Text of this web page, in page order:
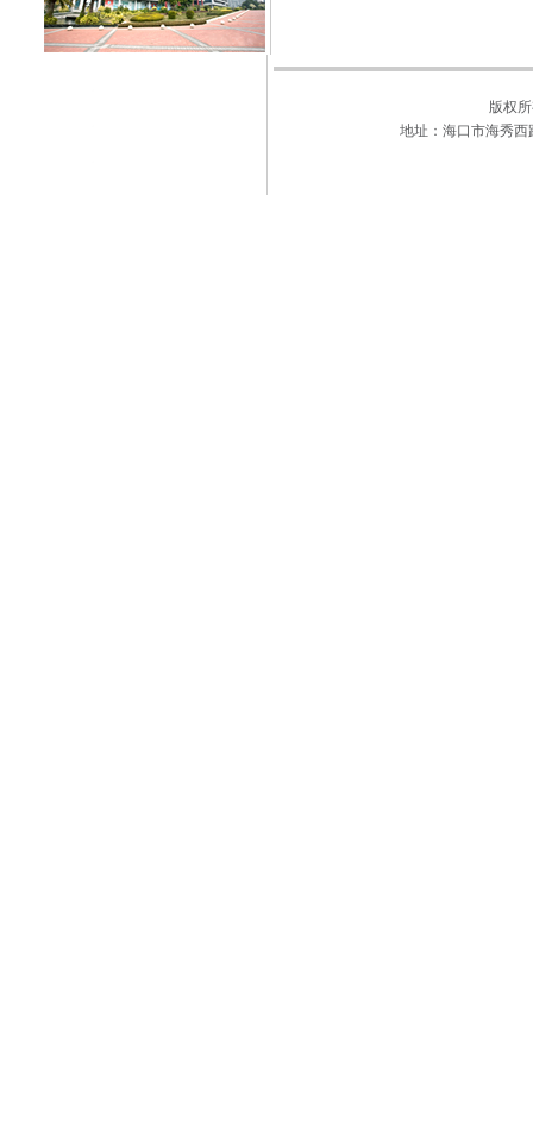
版权
地址：海口市海秀西